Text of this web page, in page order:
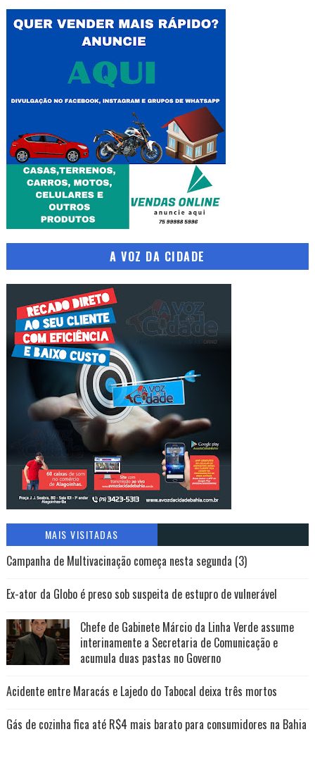
A VOZ DA CIDADE
MAIS VISITADAS
Campanha de Multivacinação começa nesta segunda (3)
Ex-ator da Globo é preso sob suspeita de estupro de vulnerável
Chefe de Gabinete Márcio da Linha Verde assume
interinamente a Secretaria de Comunicação e
acumula duas pastas no Governo
Acidente entre Maracás e Lajedo do Tabocal deixa três mortos
Gás de cozinha fica até R$4 mais barato para consumidores na Bahia